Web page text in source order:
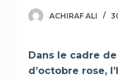
ACHIRAF ALI
Dans le cadre
d’octobre rose,